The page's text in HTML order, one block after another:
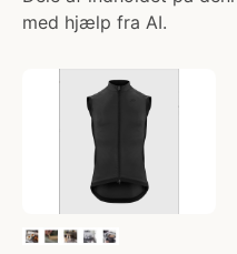
med hjælp fra AI.